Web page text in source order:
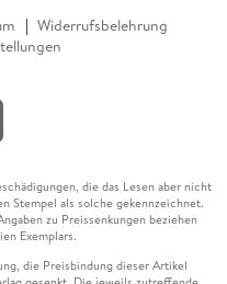
Widerrufsbelehrung
die das Lesen aber nicht
Stempel als solche gekennzeichnet.
zu Preissenkungen beziehen
Exemplars.
die Preisbindung dieser Artikel